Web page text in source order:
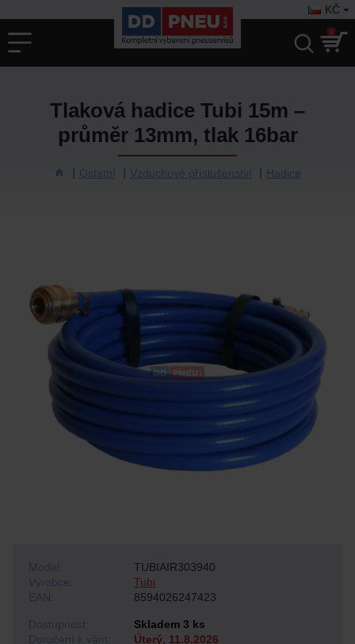
KČ
0
Ostatní Vzduchové příslušenství Hadice
Tlaková hadice Tubi 15m –
průměr 13mm, tlak 16bar
Dostupnost:
Skladem 3 ks
Doručení k vám:
Úterý, 11.8.2026
Výrobce: Tubi
Model: TUBIAIR303940
EAN: 8594026247423